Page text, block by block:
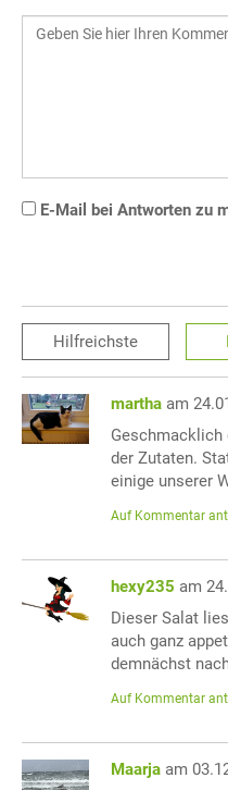
E-Mail bei Antworten zu
Hilfreichste
martha am
Geschmacklich
der Zutaten.
einige unserer
Auf Kommentar
hexy235 am
Dieser Salat
auch ganz
demnächst
Auf Kommentar
Maarja am